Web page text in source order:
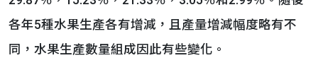
各年5種水果生產各有增減，且產量增減幅度略有不
同，水果生產數量組成因此有些變化。